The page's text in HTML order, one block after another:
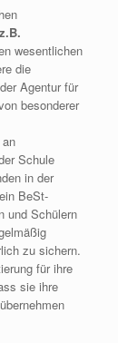
wesentlichen
die
Agentur für
besonderer
Schule
in der
BeSt-
und Schülern
zu sichern.
für ihre
sie ihre